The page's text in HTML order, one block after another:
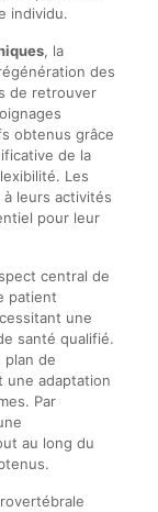
individu.
, la
des
de retrouver
obtenus grâce
de la
Les
leurs activités
pour leur
central de
patient
une
santé qualifié.
plan de
une adaptation
Par
au long du